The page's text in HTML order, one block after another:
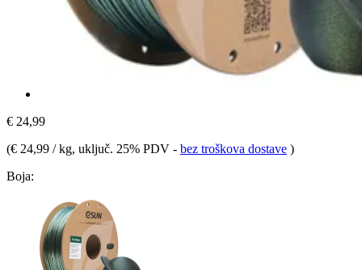
€ 24,99
(€ 24,99 / kg, uključ. 25% PDV - bez troškova dostave )
Boja: